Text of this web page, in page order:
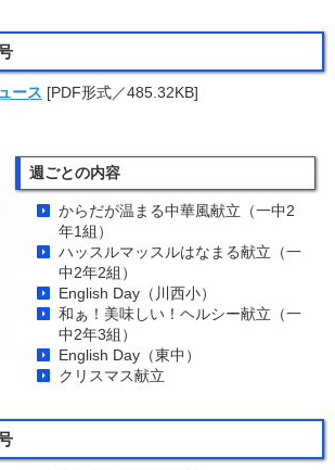
ース [PDF形式／485.32KB]
週ごとの内容
からだが温まる中華風献立（一中2
年1組）
ハッスルマッスルはなまる献立（一
中2年2組）
English Day（川西小）
和ぁ！美味しい！ヘルシー献立（一
中2年3組）
English Day（東中）
クリスマス献立